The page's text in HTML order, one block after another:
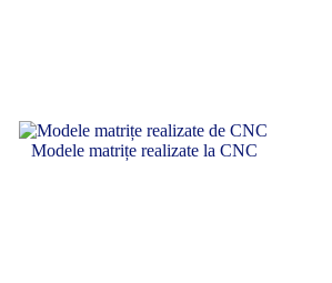
Modele matrițe realizate la CNC